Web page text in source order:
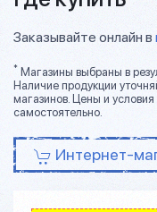
Заказывайте онлайн в
* Магазины выбраны в
Наличие продукции
магазинов. Цены и
самостоятельно.
Интернет-